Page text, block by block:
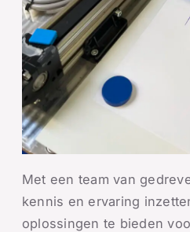
Met een team van
kennis en ervaring
oplossingen te bieden